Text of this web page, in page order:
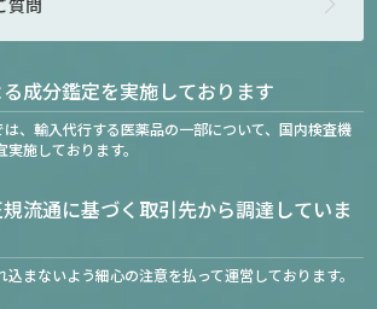
成分鑑定を実施しております
は、輸入代行する医薬品の一部について、国内検査機
施しております。
流通に基づく取引先から調達していま
まないよう細心の注意を払って運営しております。